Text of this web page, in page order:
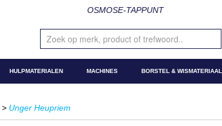
OSMOSE-TAPPUNT
HULPMATERIALEN MACHINES BORSTEL & WISMATERIAAL
> Unger Heupriem